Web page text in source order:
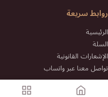
روابط سريعة
الرئيسية
السلة
الإشعارات القانونية
تواصل معنا عبر واتساب